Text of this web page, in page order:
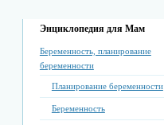
Энциклопедия для Мам
Беременность, планирование
беременности
Планирование беременности
Беременность